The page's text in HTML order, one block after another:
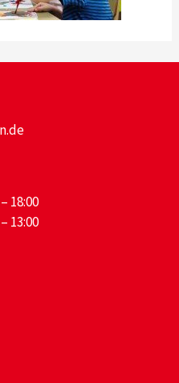
18:00
13:00